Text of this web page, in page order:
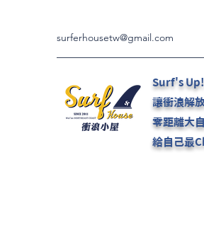
surferhousetw@gmail.com
Surf's
讓衝浪解
零距離大
給自己最